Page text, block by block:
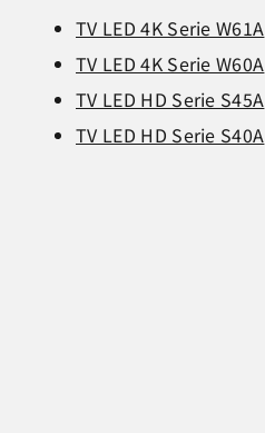
TV LED 4K Serie W61A
TV LED 4K Serie W60A
TV LED HD Serie S45A
TV LED HD Serie S40A